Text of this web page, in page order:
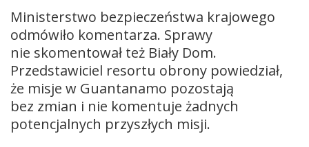
Ministerstwo bezpieczeństwa krajowego
odmówiło komentarza. Sprawy
nie skomentował też Biały Dom.
Przedstawiciel resortu obrony powiedział,
że misje w Guantanamo pozostają
bez zmian i nie komentuje żadnych
potencjalnych przyszłych misji.